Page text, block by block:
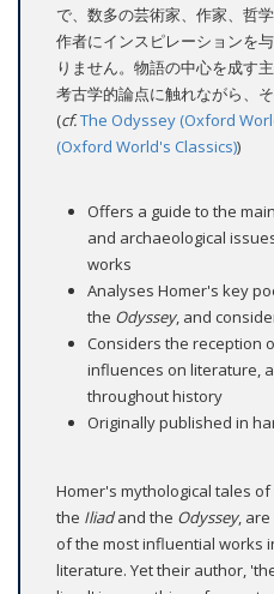
で、数多の芸術家、作家、哲
作者にインスピレーションを
りません。物語の中心を成す
考古学的論点に触れながら、
(cf.The Odyssey (Oxford
(Oxford World's Classics))
Offers a guide to the
and archaeological
works
Analyses Homer's key
the Odyssey, and
Considers the reception
influences on literature,
throughout history
Originally published in
Homer's mythological tales
the Iliadand the Odyssey,
of the most influential works
literature. Yet their author,